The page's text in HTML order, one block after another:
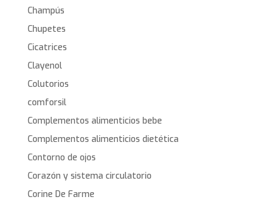
Champús
Chupetes
Cicatrices
Clayenol
Colutorios
comforsil
Complementos alimenticios bebe
Complementos alimenticios dietética
Contorno de ojos
Corazón y sistema circulatorio
Corine De Farme